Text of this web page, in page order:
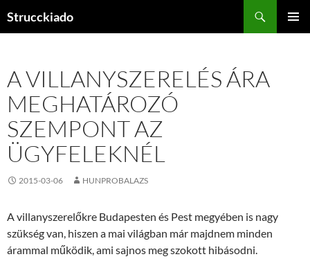
Strucckiado
A VILLANYSZERELÉS ÁRA
MEGHATÁROZÓ
SZEMPONT AZ
ÜGYFELEKNÉL
2015-03-06 HUNPROBALAZS
A villanyszerelőkre Budapesten és Pest megyében is nagy
szükség van, hiszen a mai világban már majdnem minden
árammal működik, ami sajnos meg szokott hibásodni.